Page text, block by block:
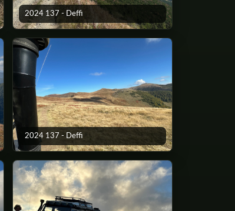
2024 137 - Deffi
2024 137 - Deffi